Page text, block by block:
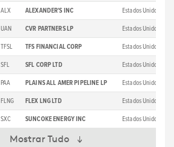
ALX ALEXANDER'S INC Estados Unidos
UAN CVR PARTNERS LP Estados Unidos
TFSL TFS FINANCIAL CORP Estados Unidos
SFL SFL CORP LTD Estados Unidos
PAA PLAINS ALL AMER PIPELINE LP Estados Unidos
FLNG FLEX LNG LTD Estados Unidos
SXC SUNCOKE ENERGY INC Estados Unidos
Mostrar Tudo